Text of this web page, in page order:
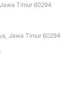
Timur 60294
Jawa Timur 60294